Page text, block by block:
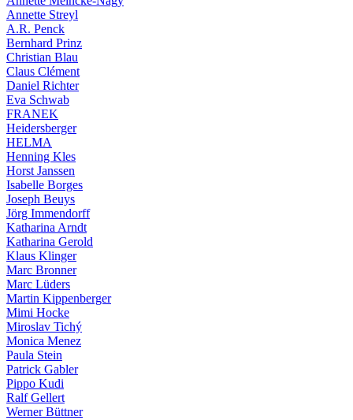
Annette Streyl
A.R. Penck
Bernhard Prinz
Christian Blau
Claus Clément
Daniel Richter
Eva Schwab
FRANEK
Heidersberger
HELMA
Henning Kles
Horst Janssen
Isabelle Borges
Joseph Beuys
Jörg Immendorff
Katharina Arndt
Katharina Gerold
Klaus Klinger
Marc Bronner
Marc Lüders
Martin Kippenberger
Mimi Hocke
Miroslav Tichý
Monica Menez
Paula Stein
Patrick Gabler
Pippo Kudi
Ralf Gellert
Werner Büttner